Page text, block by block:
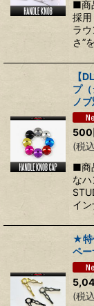
■商
採
ラ
さ”
【
プ
ノブ
500
(税込
■商
な
イ
★特
ペ
(税込